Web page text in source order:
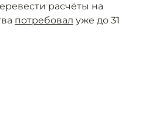
расчёты на
потребовал уже до 31